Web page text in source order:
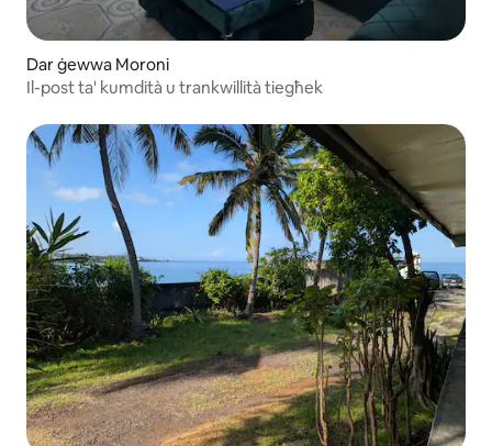
Dar ġewwa Moroni
Il-post ta' kumdità u trankwillità tiegħek